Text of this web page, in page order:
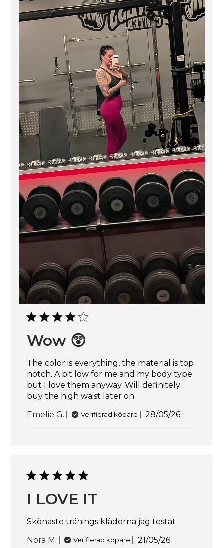
Wow 😲
The color is everything, the material is top
notch. A bit low for me and my body type
but I love them anyway. Will definitely
buy the high waist later on.
Emelie G.
Verifierad köpare 28/05/26
I LOVE IT
Skönaste tränings kläderna jag testat
Nora M.
Verifierad köpare 21/05/26